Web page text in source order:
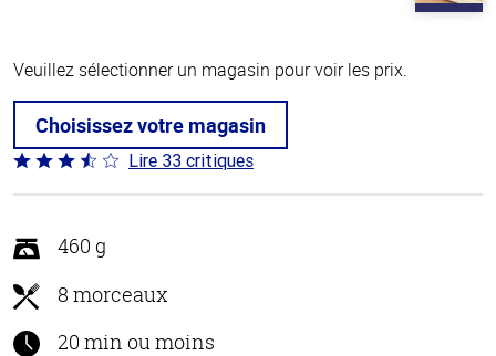
Veuillez sélectionner un magasin pour voir les prix.
Choisissez votre magasin
Coté
3.4 sur
Lire 33 critiques
460 g
8 morceaux
20 min ou moins